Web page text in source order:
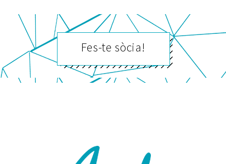
Fes-te sòcia!